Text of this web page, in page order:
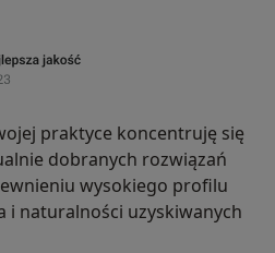
praktyce koncentruję się
dobranych rozwiązań
wysokiego profilu
i naturalności uzyskiwanych